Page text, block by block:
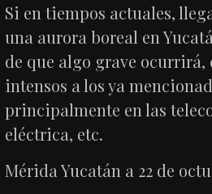
Si en tiempos actuales,
una aurora boreal en
de que algo grave ocurrirá,
intensos a los ya
principalmente en las
eléctrica, etc.
Mérida Yucatán a 22 de